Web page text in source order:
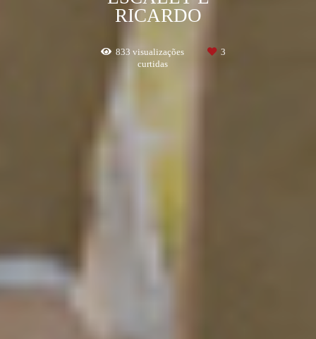
RICARDO
833 visualizações
3
curtidas